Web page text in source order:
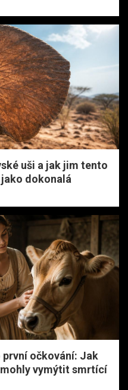
uši a jak jim tento
dokonalá
očkování: Jak
vymýtit smrtící